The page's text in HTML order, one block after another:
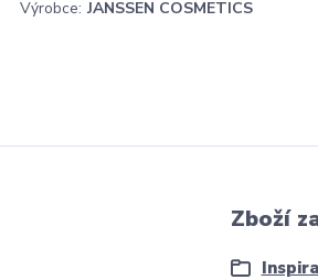
Výrobce: JANSSEN COSMETICS
Zboží